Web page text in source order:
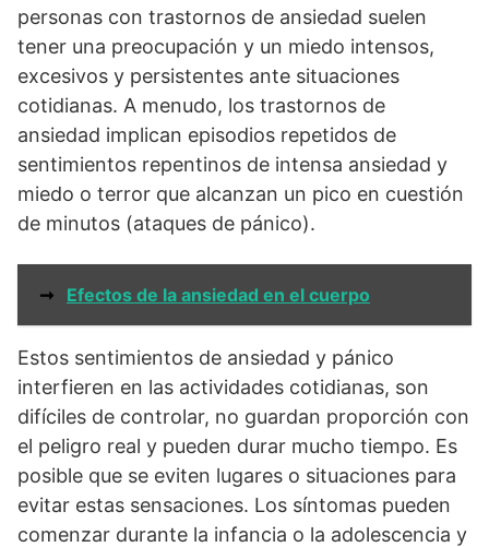
personas con trastornos de ansiedad suelen
tener una preocupación y un miedo intensos,
excesivos y persistentes ante situaciones
cotidianas. A menudo, los trastornos de
ansiedad implican episodios repetidos de
sentimientos repentinos de intensa ansiedad y
miedo o terror que alcanzan un pico en cuestión
de minutos (ataques de pánico).
➞ Efectos de la ansiedad en el cuerpo
Estos sentimientos de ansiedad y pánico
interfieren en las actividades cotidianas, son
difíciles de controlar, no guardan proporción con
el peligro real y pueden durar mucho tiempo. Es
posible que se eviten lugares o situaciones para
evitar estas sensaciones. Los síntomas pueden
comenzar durante la infancia o la adolescencia y